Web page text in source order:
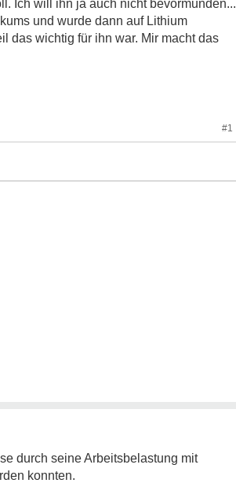
Ich will ihn ja auch nicht bevormunden...
und wurde dann auf Lithium
das wichtig für ihn war. Mir macht das
#1
durch seine Arbeitsbelastung mit
konnten.